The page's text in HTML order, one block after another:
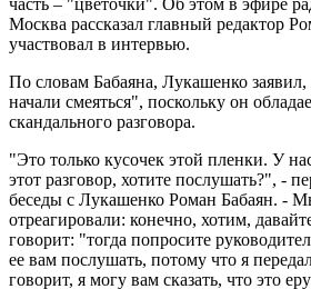
Москва рассказал главный редактор
участвовал в интервью.
По словам Бабаяна, Лукашенко
начали смеяться", поскольку он
скандального разговора.
"Это только кусочек этой пленки. У
этот разговор, хотите послушать?", -
беседы с Лукашенко Роман Бабаян. -
отреагировали: конечно, хотим,
говорит: "тогда попросите
ее вам послушать, потому что я
говорит, я могу вам сказать, что это